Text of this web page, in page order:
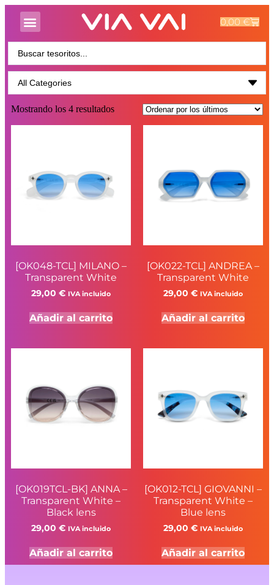
0,00€
Mostrando los 4 resultados
[OK048-TCL] MILANO –
Transparent White
29,00 € IVA incluido
Añadir al carrito
[OK022-TCL] ANDREA –
Transparent White
29,00 € IVA incluido
Añadir al carrito
[OK019TCL-BK] ANNA –
Transparent White –
Black lens
29,00 € IVA incluido
Añadir al carrito
[OK012-TCL] GIOVANNI –
Transparent White –
Blue lens
29,00 € IVA incluido
Añadir al carrito